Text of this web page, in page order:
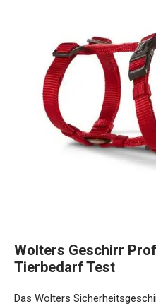
Wolters Geschirr
Tierbedarf Test
Das Wolters